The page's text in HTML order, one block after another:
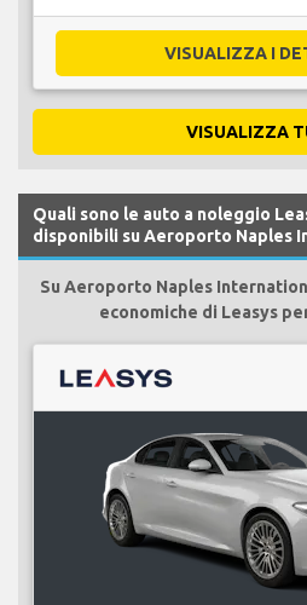
VISUALIZZA I
VISUALIZZA
Quali sono le auto a noleggio
disponibili su Aeroporto Naples
Su Aeroporto Naples
economiche di Leasys